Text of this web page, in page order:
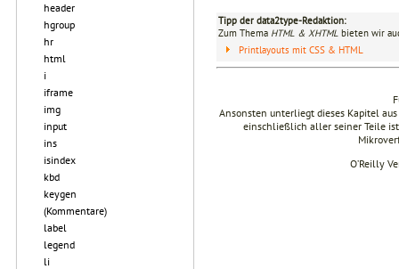
header
hgroup
hr
html
i
iframe
img
input
ins
isindex
kbd
keygen
(Kommentare)
label
legend
li
Tipp der data2type-Redaktion:
Zum Thema HTML & XHTML bieten wir
Printlayouts mit CSS & HTML
Ansonsten unterliegt dieses Kapitel
einschließlich aller seiner Teile
O’Reilly